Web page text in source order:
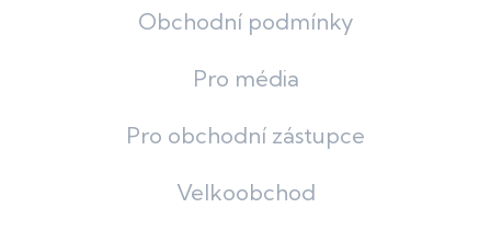
Obchodní podmínky
Pro média
Pro obchodní zástupce
Velkoobchod